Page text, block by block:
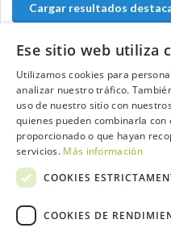
Cargar resultados
Contacta con el
Opina
Trabaja
Ese sitio web utiliza
Utilizamos cookies para
analizar nuestro tráfico.
uso de nuestro sitio con
quienes pueden combinarla
proporcionado o que hayan
servicios. Más información
COOKIES
COOKIES DE